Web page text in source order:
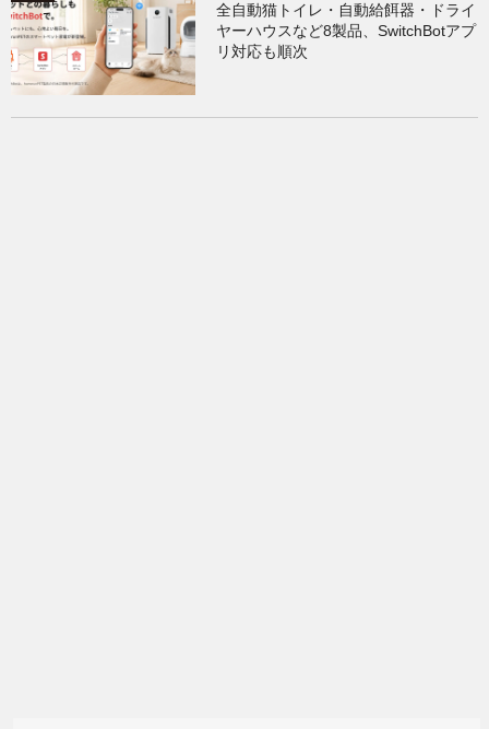
全自動猫トイレ・自動給餌器・ドライ
ヤーハウスなど8製品、SwitchBotアプ
リ対応も順次